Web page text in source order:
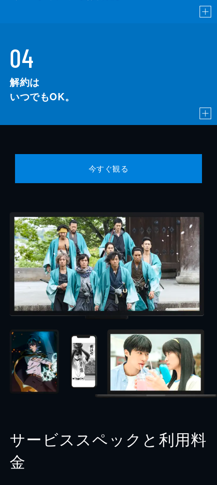
04
解約は
いつでもOK。
今すぐ観る
サービススペックと利用料
金